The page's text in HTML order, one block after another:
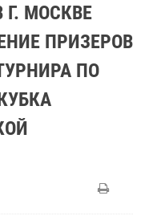
Г. МОСКВЕ
ПРИЗЕРОВ
ПО